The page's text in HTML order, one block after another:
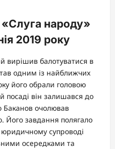
народу»
2019 року
вирішив балотуватися в
одним із найближчих
його обрали головою
посаді він залишався до
Баканов очолював
Його завдання полягало
юридичному супроводі
осередками та